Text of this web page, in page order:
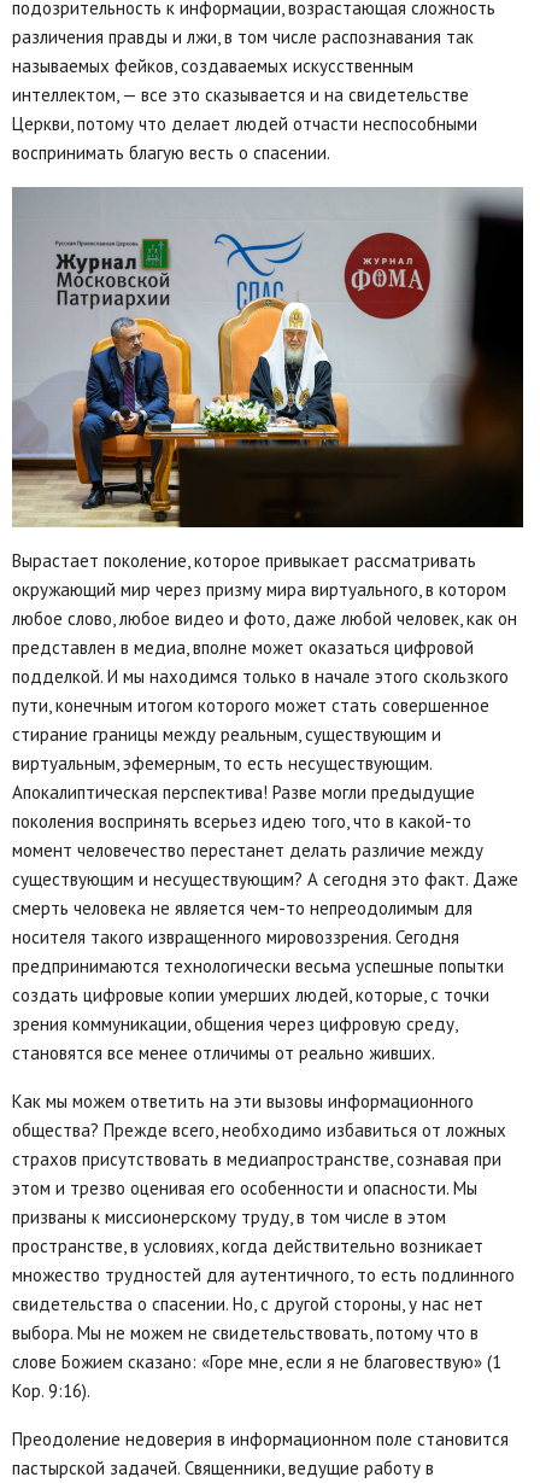
подозрительность к информации, возрастающая сложность
различения правды и лжи, в том числе распознавания так
называемых фейков, создаваемых искусственным
интеллектом, — все это сказывается и на свидетельстве
Церкви, потому что делает людей отчасти неспособными
воспринимать благую весть о спасении.
Вырастает поколение, которое привыкает рассматривать
окружающий мир через призму мира виртуального, в котором
любое слово, любое видео и фото, даже любой человек, как он
представлен в медиа, вполне может оказаться цифровой
подделкой. И мы находимся только в начале этого скользкого
пути, конечным итогом которого может стать совершенное
стирание границы между реальным, существующим и
виртуальным, эфемерным, то есть несуществующим.
Апокалиптическая перспектива! Разве могли предыдущие
поколения воспринять всерьез идею того, что в какой-то
момент человечество перестанет делать различие между
существующим и несуществующим? А сегодня это факт. Даже
смерть человека не является чем-то непреодолимым для
носителя такого извращенного мировоззрения. Сегодня
предпринимаются технологически весьма успешные попытки
создать цифровые копии умерших людей, которые, с точки
зрения коммуникации, общения через цифровую среду,
становятся все менее отличимы от реально живших.
Как мы можем ответить на эти вызовы информационного
общества? Прежде всего, необходимо избавиться от ложных
страхов присутствовать в медиапространстве, сознавая при
этом и трезво оценивая его особенности и опасности. Мы
призваны к миссионерскому труду, в том числе в этом
пространстве, в условиях, когда действительно возникает
множество трудностей для аутентичного, то есть подлинного
свидетельства о спасении. Но, с другой стороны, у нас нет
выбора. Мы не можем не свидетельствовать, потому что в
слове Божием сказано: «Горе мне, если я не благовествую» (1
Кор. 9:16).
Преодоление недоверия в информационном поле становится
пастырской задачей. Священники, ведущие работу в